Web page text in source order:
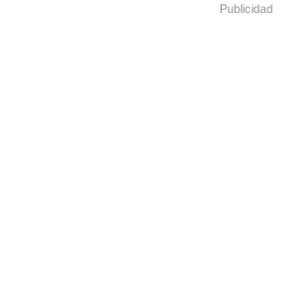
Publicidad